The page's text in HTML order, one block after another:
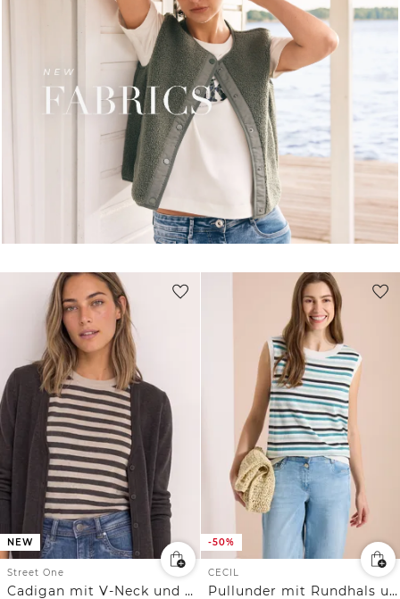
NEW
Street One
Cadigan mit V-Neck und Knopfleiste
-50%
CECIL
Pullunder mit Rundhals und Streifen